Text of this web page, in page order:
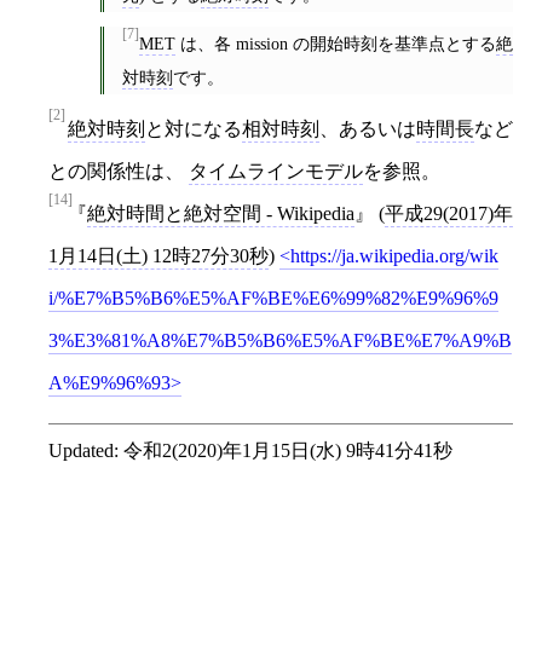
[7]METは、各 mission の開始時刻を基準点とする絶
対時刻 です。
[2]
絶対時刻 と対になる相対時刻 、あるいは時間長など
との関係性は、 タイムラインモデルを参照。
[14]
絶対時間と絶対空間 - Wikipedia (平成29(2017)年
1月14日(土) 12時27分30秒) https://ja.wikipedia.org/wik
i/%E7%B5%B6%E5%AF%BE%E6%99%82%E9%96%9
3%E3%81%A8%E7%B5%B6%E5%AF%BE%E7%A9%B
A%E9%96%93
Updated: 令和2(2020)年1月15日(水) 9時41分41秒